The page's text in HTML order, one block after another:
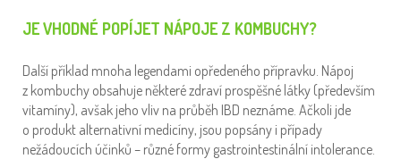
JE VHODNÉ POPÍJET NÁPOJE Z KOMBUCHY?
Další příklad mnoha legendami opředeného přípravku. Nápoj
z kombuchy obsahuje některé zdraví prospěšné látky (především
vitamíny), avšak jeho vliv na průběh IBD neznáme. Ačkoli jde
o produkt alternativní medicíny, jsou popsány i případy
nežádoucích účinků – různé formy gastrointestinální intolerance.